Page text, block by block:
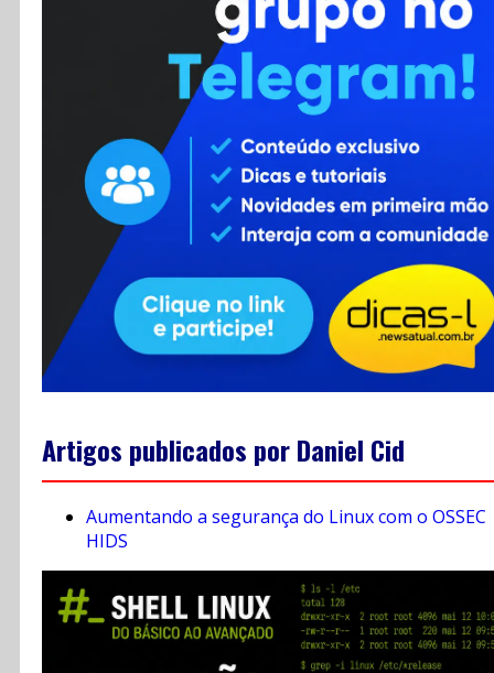
Contato
RSS
Artigos publicados por Daniel Cid
Aumentando a segurança do Linux com o OSSEC
HIDS